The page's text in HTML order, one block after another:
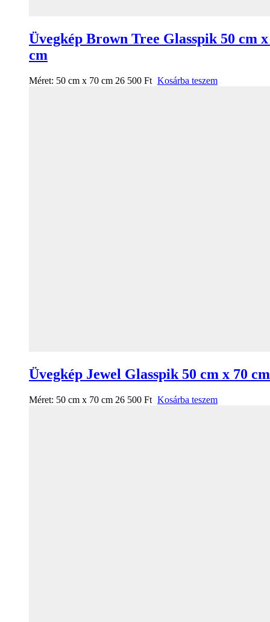
Üvegkép Brown Tree Glasspik 50 cm
cm
Méret: 50 cm x 70 cm 26 500 Ft Kosárba teszem
Üvegkép Jewel Glasspik 50 cm x 70 cm
Méret: 50 cm x 70 cm 26 500 Ft Kosárba teszem